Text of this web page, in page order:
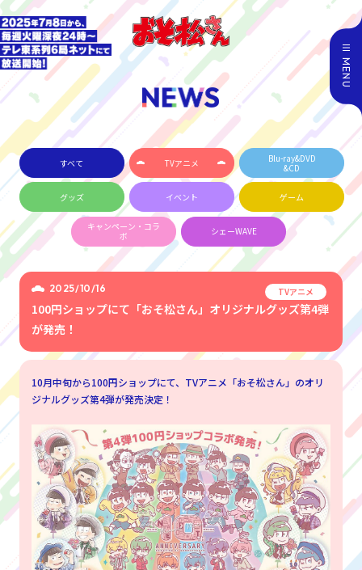
MENU
すべて TVアニメ
Blu-ray&DVD
&CD
グッズ イベント ゲーム
キャンペーン・コラ
ボ
シェーWAVE
2025/10/16
100円ショップにて「おそ松さん」オリジナルグッズ第4弾
が発売！
TVアニメ
10月中旬から100円ショップにて、TVアニメ「おそ松さん」のオリ
ジナルグッズ第4弾が発売決定！